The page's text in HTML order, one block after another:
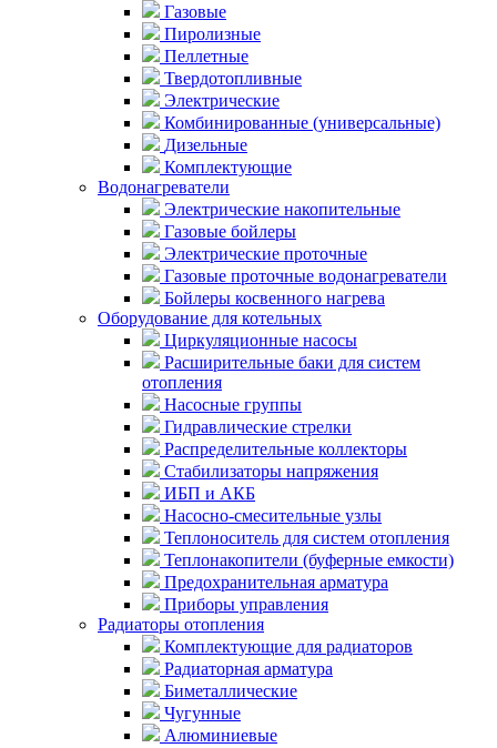
Газовые
Пиролизные
Пеллетные
Твердотопливные
Электрические
Комбинированные (универсальные)
Дизельные
Комплектующие
Водонагреватели
Электрические накопительные
Газовые бойлеры
Электрические проточные
Газовые проточные водонагреватели
Бойлеры косвенного нагрева
Оборудование для котельных
Циркуляционные насосы
Расширительные баки для систем
отопления
Насосные группы
Гидравлические стрелки
Распределительные коллекторы
Стабилизаторы напряжения
ИБП и АКБ
Насосно-смесительные узлы
Теплоноситель для систем отопления
Теплонакопители (буферные емкости)
Предохранительная арматура
Приборы управления
Радиаторы отопления
Комплектующие для радиаторов
Радиаторная арматура
Биметаллические
Чугунные
Алюминиевые